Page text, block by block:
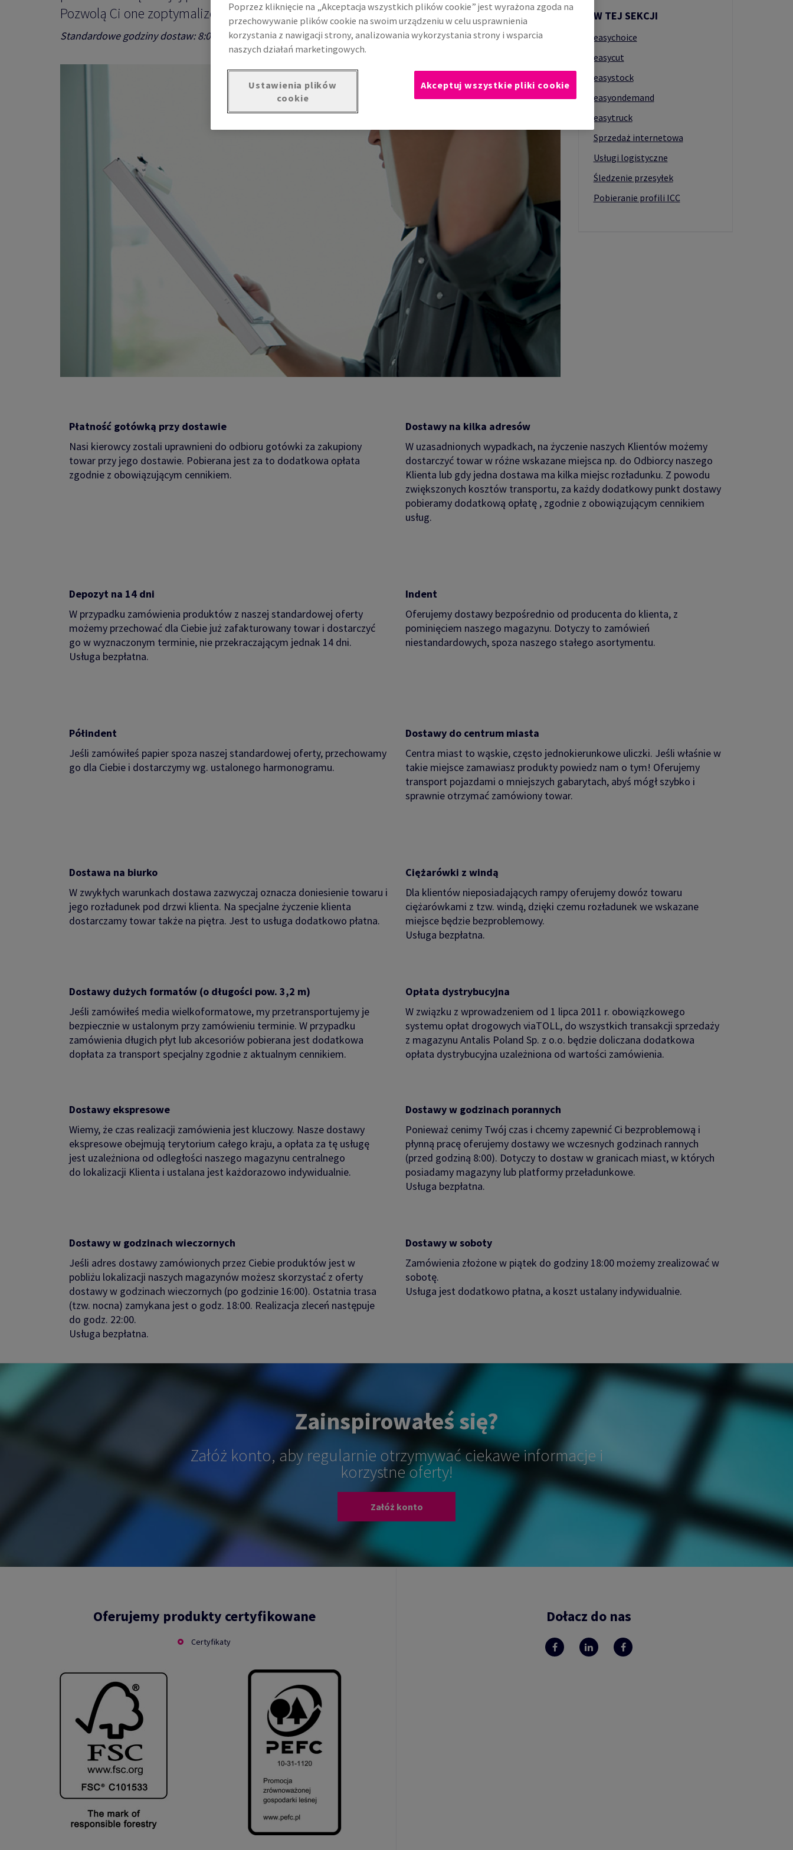
Pozwolą Ci one zoptymalizować pracę oraz zaoszczędzić cenny czas.
Standardowe godziny dostaw: 8:00 - 16:00
W TEJ SEKCJI
easychoice
easycut
easystock
easyondemand
easytruck
Sprzedaż internetowa
Usługi logistyczne
Śledzenie przesyłek
Pobieranie profili ICC
Płatność gotówką przy dostawie
Nasi kierowcy zostali uprawnieni do odbioru gotówki za zakupiony
towar przy jego dostawie. Pobierana jest za to dodatkowa opłata
zgodnie z obowiązującym cennikiem.
Dostawy na kilka adresów
W uzasadnionych wypadkach, na życzenie naszych Klientów możemy
dostarczyć towar w różne wskazane miejsca np. do Odbiorcy naszego
Klienta lub gdy jedna dostawa ma kilka miejsc rozładunku. Z powodu
zwiększonych kosztów transportu, za każdy dodatkowy punkt dostawy
pobieramy dodatkową opłatę , zgodnie z obowiązującym cennikiem
usług.
Depozyt na 14 dni
W przypadku zamówienia produktów z naszej standardowej oferty
możemy przechować dla Ciebie już zafakturowany towar i dostarczyć
go w wyznaczonym terminie, nie przekraczającym jednak 14 dni.
Usługa bezpłatna.
Indent
Oferujemy dostawy bezpośrednio od producenta do klienta, z
pominięciem naszego magazynu. Dotyczy to zamówień
niestandardowych, spoza naszego stałego asortymentu.
Półindent
Jeśli zamówiłeś papier spoza naszej standardowej oferty, przechowamy
go dla Ciebie i dostarczymy wg. ustalonego harmonogramu.
Dostawy do centrum miasta
Centra miast to wąskie, często jednokierunkowe uliczki. Jeśli właśnie w
takie miejsce zamawiasz produkty powiedz nam o tym! Oferujemy
transport pojazdami o mniejszych gabarytach, abyś mógł szybko i
sprawnie otrzymać zamówiony towar.
Dostawa na biurko
W zwykłych warunkach dostawa zazwyczaj oznacza doniesienie towaru i
jego rozładunek pod drzwi klienta. Na specjalne życzenie klienta
dostarczamy towar także na piętra. Jest to usługa dodatkowo płatna.
Ciężarówki z windą
Dla klientów nieposiadających rampy oferujemy dowóz towaru
ciężarówkami z tzw. windą, dzięki czemu rozładunek we wskazane
miejsce będzie bezproblemowy.
Usługa bezpłatna.
Dostawy dużych formatów (o długości pow. 3,2 m)
Jeśli zamówiłeś media wielkoformatowe, my przetransportujemy je
bezpiecznie w ustalonym przy zamówieniu terminie. W przypadku
zamówienia długich płyt lub akcesoriów pobierana jest dodatkowa
dopłata za transport specjalny zgodnie z aktualnym cennikiem.
Opłata dystrybucyjna
W związku z wprowadzeniem od 1 lipca 2011 r. obowiązkowego
systemu opłat drogowych viaTOLL, do wszystkich transakcji sprzedaży
z magazynu Antalis Poland Sp. z o.o. będzie doliczana dodatkowa
opłata dystrybucyjna uzależniona od wartości zamówienia.
Dostawy ekspresowe
Wiemy, że czas realizacji zamówienia jest kluczowy. Nasze dostawy
ekspresowe obejmują terytorium całego kraju, a opłata za tę usługę
jest uzależniona od odległości naszego magazynu centralnego
do lokalizacji Klienta i ustalana jest każdorazowo indywidualnie.
Dostawy w godzinach porannych
Ponieważ cenimy Twój czas i chcemy zapewnić Ci bezproblemową i
płynną pracę oferujemy dostawy we wczesnych godzinach rannych
(przed godziną 8:00). Dotyczy to dostaw w granicach miast, w których
posiadamy magazyny lub platformy przeładunkowe.
Usługa bezpłatna.
Dostawy w godzinach wieczornych
Jeśli adres dostawy zamówionych przez Ciebie produktów jest w
pobliżu lokalizacji naszych magazynów możesz skorzystać z oferty
dostawy w godzinach wieczornych (po godzinie 16:00). Ostatnia trasa
(tzw. nocna) zamykana jest o godz. 18:00. Realizacja zleceń następuje
do godz. 22:00.
Usługa bezpłatna.
Dostawy w soboty
Zamówienia złożone w piątek do godziny 18:00 możemy zrealizować w
sobotę.
Usługa jest dodatkowo płatna, a koszt ustalany indywidualnie.
Zainspirowałeś się?
Załóż konto, aby regularnie otrzymywać ciekawe informacje i
korzystne oferty!
Załóż konto
Oferujemy produkty certyfikowane
Certyfikaty
Dołacz do nas
Poprzez kliknięcie na „Akceptacja wszystkich plików cookie” jest wyrażona zgoda na
przechowywanie plików cookie na swoim urządzeniu w celu usprawnienia
korzystania z nawigacji strony, analizowania wykorzystania strony i wsparcia
naszych działań marketingowych.
Ustawienia plików
cookie
Akceptuj wszystkie pliki cookie